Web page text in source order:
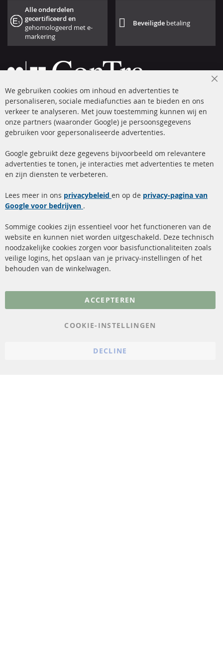
Alle onderdelen
gecertificeerd en
gehomologeerd met e-
markering
Beveiligde betaling
+49 (0) 4533 799 00 0
ma-do: 09-17 u, vr Fr 09-16 u
info@contra-automotive.de
facebook
instagram
Snelle links
Roetfilter reiniging
Katalysator (KAT)
sensoren
FAQ
Kundenservice
Verzendingskosten
Contact
Annuleer contract
Gegevensbescherming
We gebruiken cookies om inhoud en advertenties te
personaliseren, sociale mediafuncties aan te bieden en ons
verkeer te analyseren. Met jouw toestemming kunnen wij en
onze partners (waaronder Google) je persoonsgegevens
gebruiken voor gepersonaliseerde advertenties.
Google gebruikt deze gegevens bijvoorbeeld om relevantere
advertenties te tonen, je interacties met advertenties te meten
en zijn diensten te verbeteren.
Lees meer in ons privacybeleid en op de privacy-pagina van
Google voor bedrijven .
Sommige cookies zijn essentieel voor het functioneren van de
website en kunnen niet worden uitgeschakeld. Deze technisch
noodzakelijke cookies zorgen voor basisfunctionaliteiten zoals
veilige logins, het opslaan van je privacy-instellingen of het
behouden van de winkelwagen.
ACCEPTEREN
COOKIE-INSTELLINGEN
DECLINE